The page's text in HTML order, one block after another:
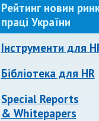
Рейтинг новин
праці України
Інструменти для
Бібліотека для HR
Special Reports
& Whitepapers